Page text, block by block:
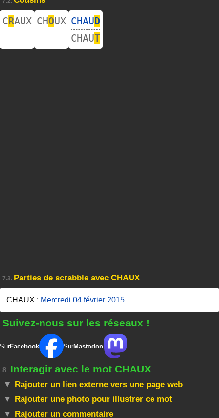
CRAUX CHOUX CHAUD
CHAUT
7.3. Parties de scrabble avec CHAUX
CHAUX : Mercredi 04 février 2015
Suivez-nous sur les réseaux !
SurFacebook SurMastodon
8. Interagir avec le mot CHAUX
Rajouter un lien externe vers une page web
Rajouter une photo pour illustrer ce mot
Rajouter un commentaire